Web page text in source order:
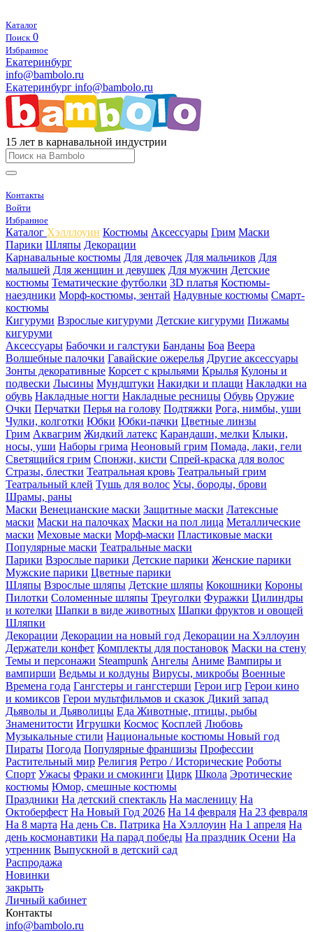
Каталог
Поиск 0
Избранное
Екатеринбург
info@bambolo.ru
Екатеринбург info@bambolo.ru
15 лет в карнавальной индустрии
Контакты
Войти
Избранное
Каталог Хэлллоуин Костюмы Аксессуары Грим Маски
Парики Шляпы Декорации
Карнавальные костюмы Для девочек Для мальчиков Для
малышей Для женщин и девушек Для мужчин Детские
костюмы Тематические футболки 3D платья Костюмы-
наездники Морф-костюмы, зентай Надувные костюмы Смарт-
костюмы
Кигуруми Взрослые кигуруми Детские кигуруми Пижамы
кигуруми
Аксессуары Бабочки и галстуки Банданы Боа Веера
Волшебные палочки Гавайские ожерелья Другие аксессуары
Зонты декоративные Корсет с крыльями Крылья Кулоны и
подвески Лысины Мундштуки Накидки и плащи Накладки на
обувь Накладные ногти Накладные ресницы Обувь Оружие
Очки Перчатки Перья на голову Подтяжки Рога, нимбы, уши
Чулки, колготки Юбки Юбки-пачки Цветные линзы
Грим Аквагрим Жидкий латекс Карандаши, мелки Клыки,
носы, уши Наборы грима Неоновый грим Помада, лаки, гели
Светящийся грим Спонжи, кисти Спрей-краска для волос
Стразы, блестки Театральная кровь Театральный грим
Театральный клей Тушь для волос Усы, бороды, брови
Шрамы, раны
Маски Венецианские маски Защитные маски Латексные
маски Маски на палочках Маски на пол лица Металлические
маски Меховые маски Морф-маски Пластиковые маски
Популярные маски Театральные маски
Парики Взрослые парики Детские парики Женские парики
Мужские парики Цветные парики
Шляпы Взрослые шляпы Детские шляпы Кокошники Короны
Пилотки Соломенные шляпы Треуголки Фуражки Цилиндры
и котелки Шапки в виде животных Шапки фруктов и овощей
Шляпки
Декорации Декорации на новый год Декорации на Хэллоуин
Держатели конфет Комплекты для постановок Маски на стену
Темы и персонажи Steampunk Ангелы Аниме Вампиры и
вампирши Ведьмы и колдуны Вирусы, микробы Военные
Времена года Гангстеры и гангстерши Герои игр Герои кино
и комиксов Герои мультфильмов и сказок Дикий запад
Дьяволы и Дьяволицы Еда Животные, птицы, рыбы
Знаменитости Игрушки Космос Косплей Любовь
Музыкальные стили Национальные костюмы Новый год
Пираты Погода Популярные франшизы Профессии
Растительный мир Религия Ретро / Исторические Роботы
Спорт Ужасы Фраки и смокинги Цирк Школа Эротические
костюмы Юмор, смешные костюмы
Праздники На детский спектакль На масленицу На
Октоберфест На Новый Год 2026 На 14 февраля На 23 февраля
На 8 марта На день Св. Патрика На Хэллоуин На 1 апреля На
день космонавтики На парад победы На праздник Осени На
утренник Выпускной в детский сад
Распродажа
Новинки
закрыть
Личный кабинет
Контакты
info@bambolo.ru